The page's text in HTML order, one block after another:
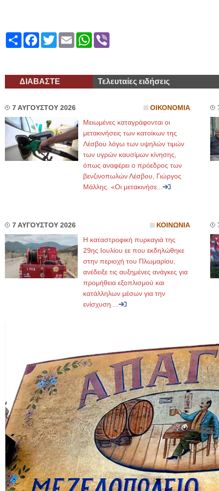
ShareFacebook
TwitterEmailWhatsApp
ΔΙΑΒΑΣΤΕ Τελευταίες ειδήσεις
7 ΑΥΓΟΥΣΤΟΥ 2026 ΟΙΚΟΝΟΜΙΑ
Μειωμένες καταγράφονται οι
μετακινήσεις των κατοίκων της
Λέσβου λόγω των υψηλών τιμών
των υγρών καυσίμων κίνησης,
όπως αναφέρει ο πρόεδρος των
βενζινοπωλών Λέσβου, Γιώργος
Μάλλης. «Οι μετακινήσε...
7 ΑΥΓΟΥΣΤΟΥ 2026 ΚΟΙΝΩΝΙΑ
Η καταστροφική πυρκαγιά της
29ης Ιουλίου εε που εκδηλώθηκε
στην περιοχή του Πλωμαρίου,
ανέδειξε τις αυξημένες ανάγκες για
προμήθεια εξοπλισμού και
κατάλληλων μέσων για την
ενίσχυση ...